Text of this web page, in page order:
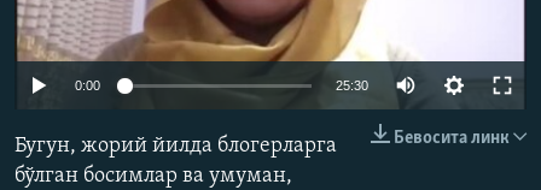
0:00 25:30
Бевосита линк
Бугун, жорий йилда блогерларга
бўлган босимлар ва умуман,